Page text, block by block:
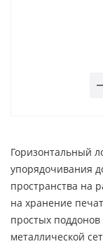
Горизонтальный
упорядочивания
пространства на
на хранение
простых
металлической